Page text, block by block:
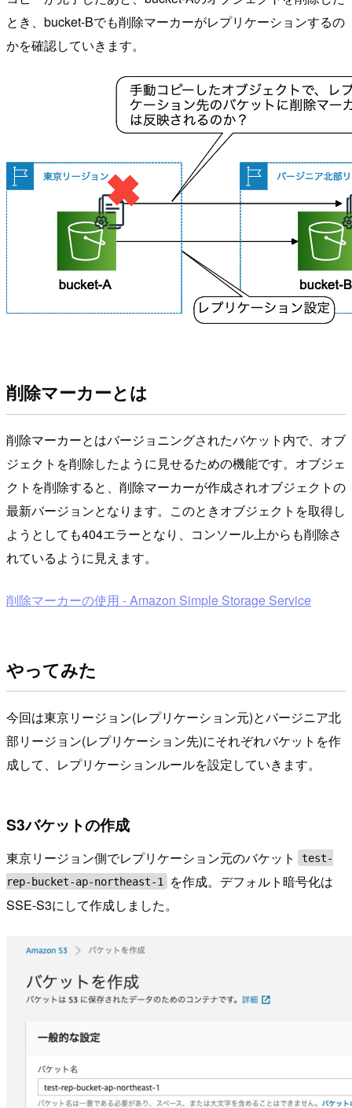
とき、bucket-Bでも削除マーカーがレプリケーションするの
かを確認していきます。
削除マーカーとは
削除マーカーとはバージョニングされたバケット内で、オブ
ジェクトを削除したように見せるための機能です。オブジェ
クトを削除すると、削除マーカーが作成されオブジェクトの
最新バージョンとなります。このときオブジェクトを取得し
ようとしても404エラーとなり、コンソール上からも削除さ
れているように見えます。
削除マーカーの使用 - Amazon Simple Storage Service
やってみた
今回は東京リージョン(レプリケーション元)とバージニア北
部リージョン(レプリケーション先)にそれぞれバケットを作
成して、レプリケーションルールを設定していきます。
S3バケットの作成
東京リージョン側でレプリケーション元のバケット
test-
rep-bucket-ap-northeast-1
を作成。デフォルト暗号化は
SSE-S3にして作成しました。